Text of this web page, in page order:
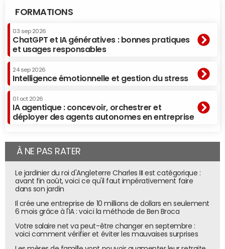
FORMATIONS
03 sep 2026
ChatGPT et IA génératives : bonnes pratiques
et usages responsables
24 sep 2026
Intelligence émotionnelle et gestion du stress
01 oct 2026
IA agentique : concevoir, orchestrer et
déployer des agents autonomes en entreprise
À NE PAS RATER
Le jardinier du roi d'Angleterre Charles III est catégorique :
avant fin août, voici ce qu'il faut impérativement faire
dans son jardin
Il crée une entreprise de 10 millions de dollars en seulement
6 mois grâce à l'IA : voici la méthode de Ben Broca
Votre salaire net va peut-être changer en septembre :
voici comment vérifier et éviter les mauvaises surprises